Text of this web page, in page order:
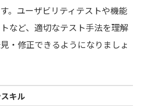
。ユーザビリティテストや機能
など、適切なテスト手法を理解
・修正できるようになりましょ
キル